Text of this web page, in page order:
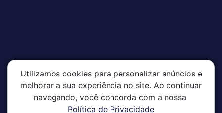
Utilizamos cookies para personalizar anúncios e
melhorar a sua experiência no site. Ao continuar
navegando, você concorda com a nossa
Política de Privacidade